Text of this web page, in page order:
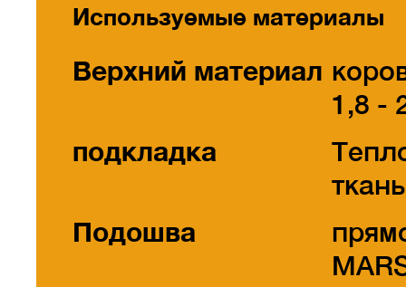
Используемые материалы
Верхний материал
1,8 -
подкладка
Подошва